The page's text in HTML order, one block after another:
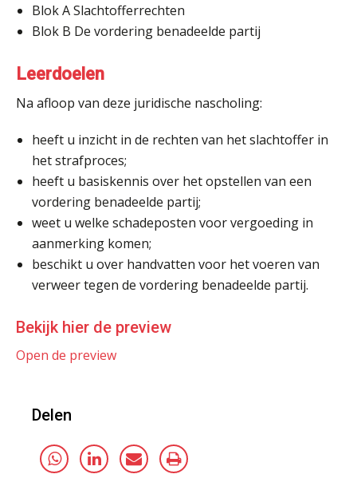
Blok A Slachtofferrechten
Blok B De vordering benadeelde partij
Leerdoelen
Na afloop van deze juridische nascholing:
heeft u inzicht in de rechten van het slachtoffer in
het strafproces;
heeft u basiskennis over het opstellen van een
vordering benadeelde partij;
weet u welke schadeposten voor vergoeding in
aanmerking komen;
beschikt u over handvatten voor het voeren van
verweer tegen de vordering benadeelde partij.
Bekijk hier de preview
Open de preview
Delen